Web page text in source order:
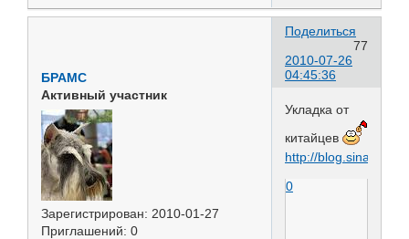
Поделиться
77
2010-07-26
04:45:36
БРАМС
Активный участник
Зарегистрирован: 2010-01-27
Приглашений: 0
Укладка от
китайцев
http://
0